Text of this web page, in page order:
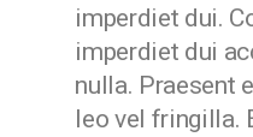
imperdiet dui.
imperdiet dui
nulla. Praesent
leo vel fringilla.